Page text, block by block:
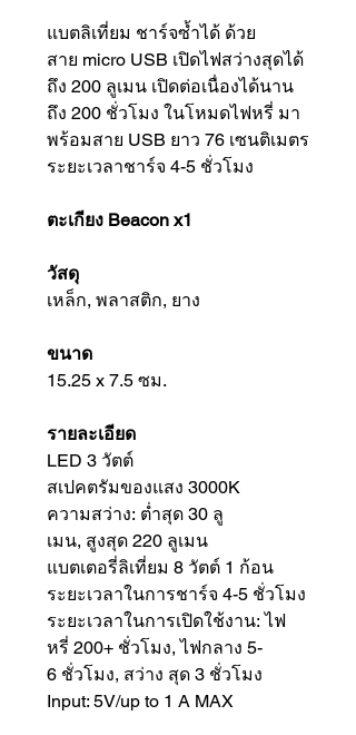
แบตลิเที่ยม ชาร์จซ้ำได้ ด้วย
สาย micro USB เปิดไฟสว่างสุดได้
ถึง 200 ลูเมน เปิดต่อเนื่องได้นาน
ถึง 200 ชั่วโมง ในโหมดไฟหรี่ มา
พร้อมสาย USB ยาว 76 เซนติเมตร
ระยะเวลาชาร์จ 4-5 ชั่วโมง
ตะเกียง Beacon x1
วัสดุ
เหล็ก, พลาสติก, ยาง
ขนาด
15.25 x 7.5 ซม.
รายละเอียด
LED 3 วัตต์
สเปคตรัมของแสง 3000K
ความสว่าง: ต่ำสุด 30 ลู
เมน, สูงสุด 220 ลูเมน
แบตเตอรี่ลิเที่ยม 8 วัตต์ 1 ก้อน
ระยะเวลาในการชาร์จ 4-5 ชั่วโมง
ระยะเวลาในการเปิดใช้งาน: ไฟ
หรี่ 200+ ชั่วโมง, ไฟกลาง 5-
6 ชั่วโมง, สว่าง สุด 3 ชั่วโมง
Input: 5V/up to 1 A MAX